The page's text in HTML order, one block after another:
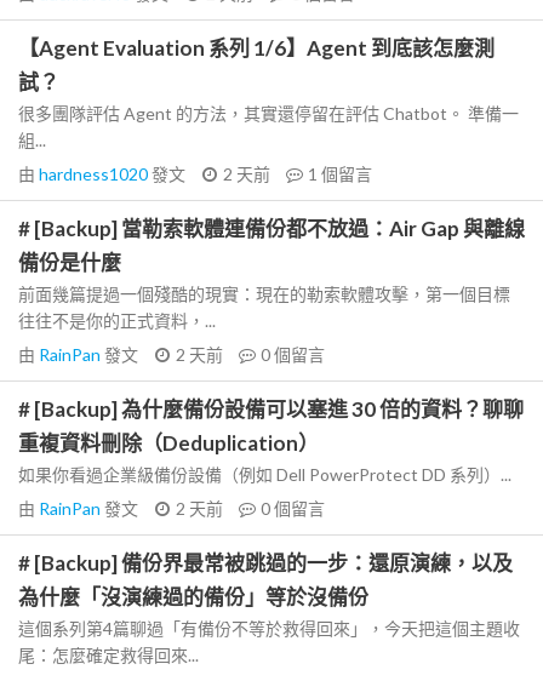
【Agent Evaluation 系列 1/6】Agent 到底該怎麼測
試？
很多團隊評估 Agent 的方法，其實還停留在評估 Chatbot。 準備一
組...
由 hardness1020發文 2 天前 1 個留言
# [Backup] 當勒索軟體連備份都不放過：Air Gap 與離線
備份是什麼
前面幾篇提過一個殘酷的現實：現在的勒索軟體攻擊，第一個目標
往往不是你的正式資料，...
由 RainPan 發文 2 天前 0個留言
# [Backup] 為什麼備份設備可以塞進 30 倍的資料？聊聊
重複資料刪除（Deduplication）
如果你看過企業級備份設備（例如 Dell PowerProtect DD 系列）...
由 RainPan 發文 2 天前 0個留言
# [Backup] 備份界最常被跳過的一步：還原演練，以及
為什麼「沒演練過的備份」等於沒備份
這個系列第4篇聊過「有備份不等於救得回來」，今天把這個主題收
尾：怎麼確定救得回來...